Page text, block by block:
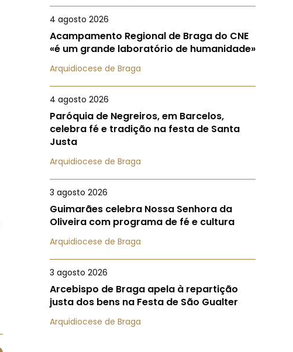
4 agosto 2026
Acampamento Regional de Braga do CNE
«é um grande laboratório de humanidade»
Arquidiocese de Braga
4 agosto 2026
Paróquia de Negreiros, em Barcelos,
celebra fé e tradição na festa de Santa
Justa
Arquidiocese de Braga
3 agosto 2026
Guimarães celebra Nossa Senhora da
Oliveira com programa de fé e cultura
Arquidiocese de Braga
3 agosto 2026
Arcebispo de Braga apela à repartição
justa dos bens na Festa de São Gualter
Arquidiocese de Braga